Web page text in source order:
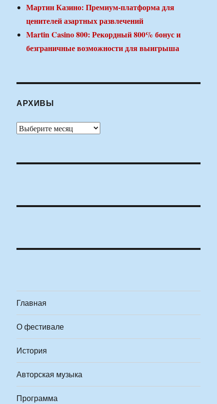
Мартин Казино: Премиум-платформа для
ценителей азартных развлечений
Martin Casino 800: Рекордный 800% бонус и
безграничные возможности для выигрыша
АРХИВЫ
Архивы
Главная
О фестивале
История
Авторская музыка
Программа